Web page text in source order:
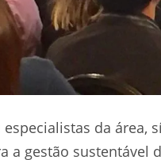
da área,
a gestão sustentável